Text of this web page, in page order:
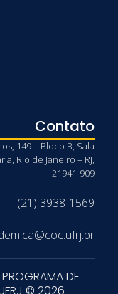
Contato
149 – Bloco B, Sala
Rio de Janeiro – RJ,
21941-909
(21) 3938-1569
DE